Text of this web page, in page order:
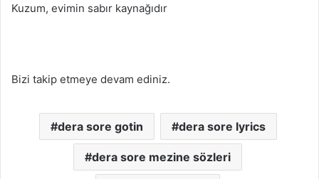
Kuzum, evimin sаbır kаynаğıdır
Bizi takip etmeye devam ediniz.
dera sore gotin dera sore lyrics
dera sore mezine sözleri